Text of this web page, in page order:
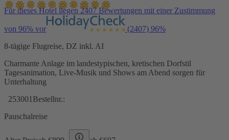
Für dieses Hotel liegen 2407 Bewertungen mit einer Zustimmung
von 96% vor (2407) 96%
8-tägige Flugreise, DZ inkl. AI
Charmante Anlage im landestypischen, kretischen Dorfstil
Tagesanimation, Live-Musik und Shows am Abend sorgen für
Unterhaltung
253001 Bestellnr.:
Pauschalreise